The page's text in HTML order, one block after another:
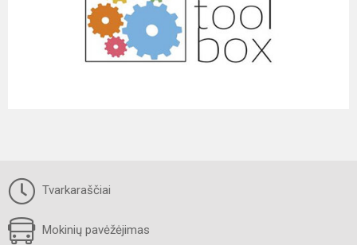
Tvarkaraščiai
Mokinių pavėžėjimas